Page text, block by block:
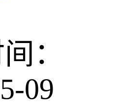
：
09